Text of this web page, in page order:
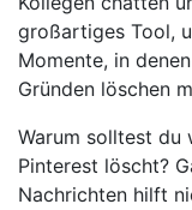
großartiges Tool,
Momente, in
Gründen löschen
Warum solltest du
Pinterest löscht?
Nachrichten hilft